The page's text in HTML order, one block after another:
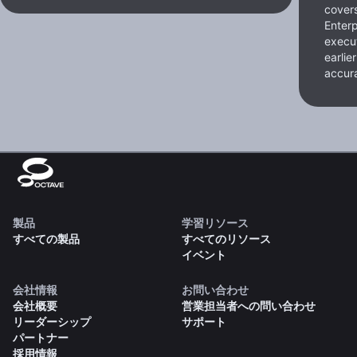
製品
すべての製品
学習リソース
すべてのリソース
イベント
会社情報
会社概要
リーダーシップ
パートナー
採用情報
お問い合わせ
営業担当者への問い合わせ
サポート